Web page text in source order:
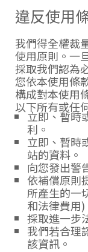
違反使用
我們得全權裁
使用原則。一
採取我們認為
您依本使用條
構成對本使用
以下所有或任
立即、暫時
利。
立即、暫時
站的資料。
向您發出警
依補償原則
所產生的一
和法律費用)
採取進一步
我們若合理
該資訊。